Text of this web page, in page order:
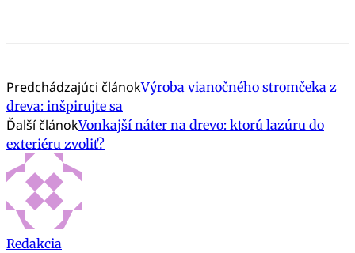
Predchádzajúci článokVýroba vianočného stromčeka z
dreva: inšpirujte sa
Ďalší článokVonkajší náter na drevo: ktorú lazúru do
exteriéru zvoliť?
Redakcia